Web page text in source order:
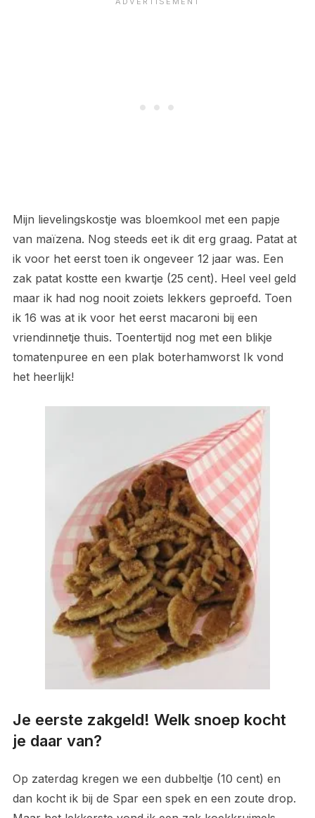
Mijn lievelingskostje was bloemkool met een papje
van maïzena. Nog steeds eet ik dit erg graag. Patat at
ik voor het eerst toen ik ongeveer 12 jaar was. Een
zak patat kostte een kwartje (25 cent). Heel veel geld
maar ik had nog nooit zoiets lekkers geproefd. Toen
ik 16 was at ik voor het eerst macaroni bij een
vriendinnetje thuis. Toentertijd nog met een blikje
tomatenpuree en een plak boterhamworst Ik vond
het heerlijk!
Je eerste zakgeld! Welk snoep kocht
je daar van?
Op zaterdag kregen we een dubbeltje (10 cent) en
dan kocht ik bij de Spar een spek en een zoute drop.